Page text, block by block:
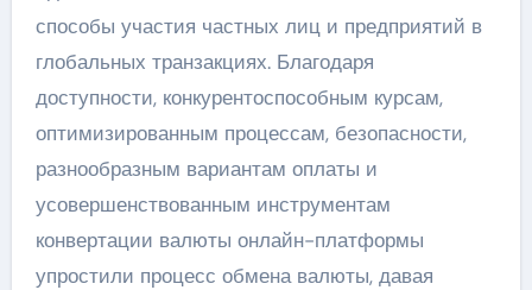
способы участия частных лиц и предприятий в
глобальных транзакциях. Благодаря
доступности, конкурентоспособным курсам,
оптимизированным процессам, безопасности,
разнообразным вариантам оплаты и
усовершенствованным инструментам
конвертации валюты онлайн-платформы
упростили процесс обмена валюты, давая